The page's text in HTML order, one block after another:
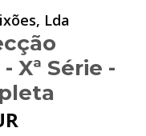
Lda
Xª Série -